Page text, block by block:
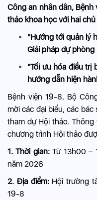
Công an nhân dân,
thảo khoa học với hai chủ
"Hướng tới quản lý
Giải pháp dự phòng
"Tối ưu hóa điều trị
hướng dẫn hiện
Bệnh viện 19-8, Bộ
mời các đại biểu, các
tham dự Hội thảo.
chương trình Hội thảo
1.Thời gian:Từ 13h00 –
năm 2026
2. Địa điểm:Hội trường
19-8